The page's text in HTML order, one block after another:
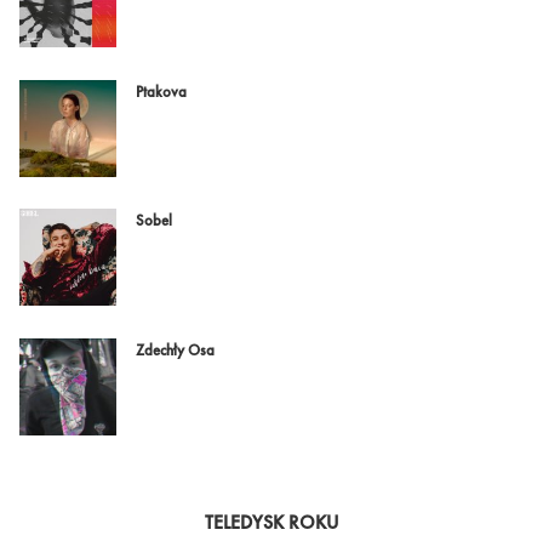
Ptakova
Sobel
Zdechły Osa
TELEDYSK ROKU